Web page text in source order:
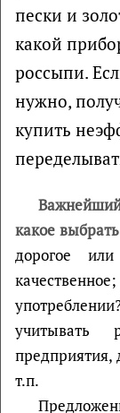
пески и
какой
россыпи.
нужно,
купить
какое
дорогое
учитывать
предприятия,
т.п.